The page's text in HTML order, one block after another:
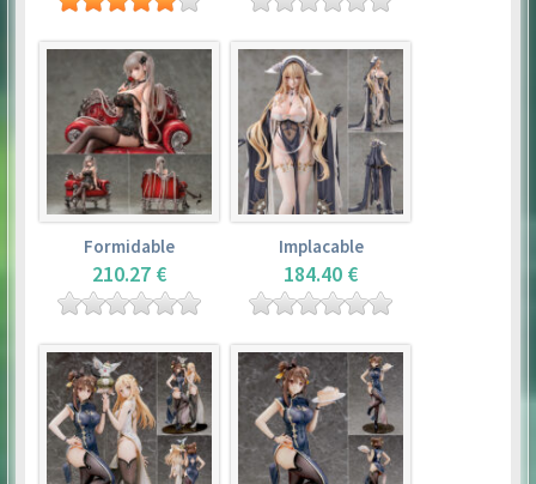
Formidable
210.27 €
Implacable
184.40 €